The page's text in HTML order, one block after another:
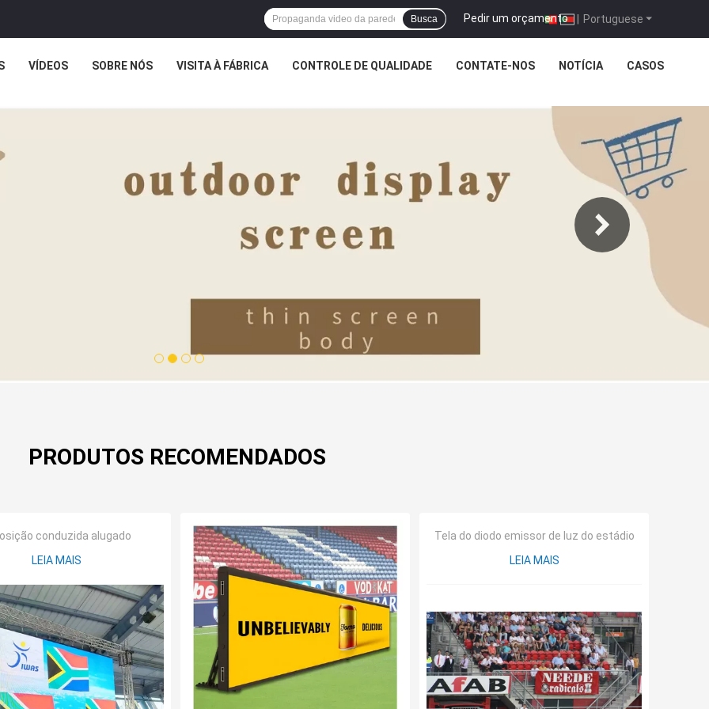
Portuguese
Pedir um orçamento |
Busca
VÍDEOS SOBRE NÓS VISITA À FÁBRICA CONTROLE DE QUALIDADE CONTATE-NOS NOTÍCIA CASOS
1 2 3 4
PRODUTOS RECOMENDADOS
conduzida alugado
LEIA MAIS
Tela do diodo emissor de luz do estádio
LEIA MAIS